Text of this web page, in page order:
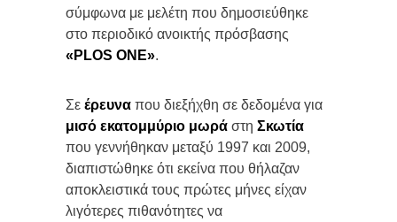
σύμφωνα με μελέτη που δημοσιεύθηκε
στο περιοδικό ανοικτής πρόσβασης
«PLOS ONE».
Σε έρευνα που διεξήχθη σε δεδομένα για
μισό εκατομμύριο μωρά στη Σκωτία
που γεννήθηκαν μεταξύ 1997 και 2009,
διαπιστώθηκε ότι εκείνα που θήλαζαν
αποκλειστικά τους πρώτες μήνες είχαν
λιγότερες πιθανότητες να